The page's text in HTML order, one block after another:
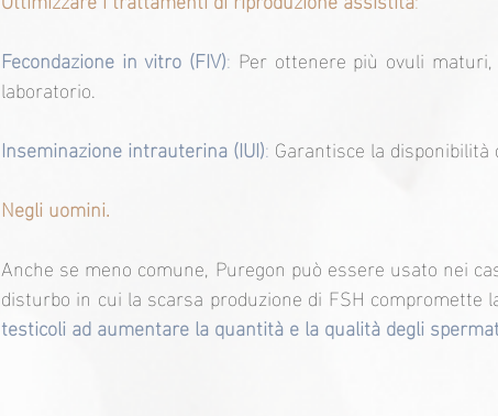
Fecondazione in vitro (FIV): Per ottenere più ovuli
laboratorio.
Inseminazione intrauterina (IUI): Garantisce la
Negli uomini.
Anche se meno comune, Puregon può essere usato nei
disturbo in cui la scarsa produzione di FSH compromette
testicoli ad aumentare la quantità e la qualità degli